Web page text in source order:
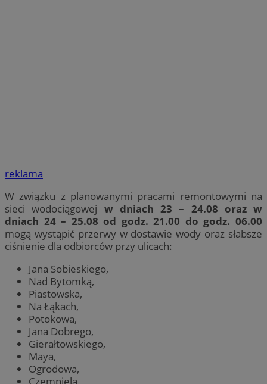
reklama
W związku z planowanymi pracami remontowymi na
sieci wodociągowej w dniach 23 – 24.08 oraz w
dniach 24 – 25.08 od godz. 21.00 do godz. 06.00
mogą wystąpić przerwy w dostawie wody oraz słabsze
ciśnienie dla odbiorców przy ulicach:
Jana Sobieskiego,
Nad Bytomką,
Piastowska,
Na Łąkach,
Potokowa,
Jana Dobrego,
Gierałtowskiego,
Maya,
Ogrodowa,